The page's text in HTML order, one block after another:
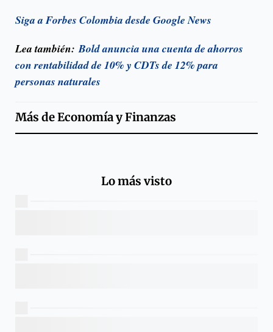
Siga a Forbes Colombia desde Google News
Lea también:Bold anuncia una cuenta de ahorros
con rentabilidad de 10% y CDTs de 12% para
personas naturales
Más deEconomía y Finanzas
Lo más visto